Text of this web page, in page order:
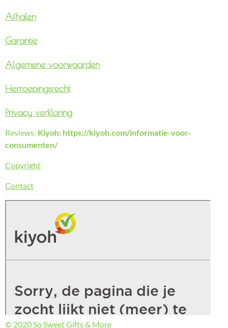
Afhalen
Garantie
Algemene voorwaarden
Herroepingsrecht
Privacy verklaring
Reviews: Kiyoh: https://kiyoh.com/informatie-voor-
consumenten/
Copyright
Contact
© 2020 So Sweet Gifts & More